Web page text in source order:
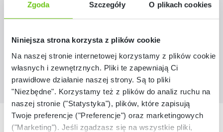
Zgoda Szczegóły O plikach cookies
Niniejsza strona korzysta z plików cookie
Na naszej stronie internetowej korzystamy z plików cookie:
własnych i zewnętrznych. Pliki te zapewniają Ci
prawidłowe działanie naszej strony. Są to pliki
"Niezbędne". Korzystamy też z plików do analiz ruchu na
naszej stronie ("Statystyka"), plików, które zapisują
Twoje preferencje ("Preferencje") oraz marketingowych
("Marketing"). Jeśli zgadzasz się na wszystkie pliki,
144,90 zł
Nasze marki